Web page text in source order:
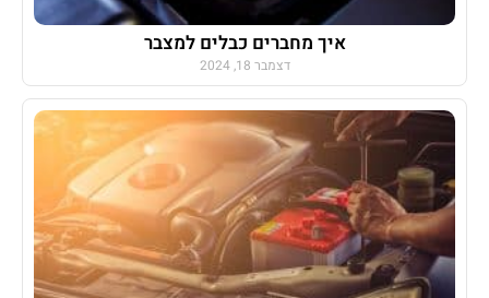
איך מחברים כבלים למצבר
דצמבר 18, 2024